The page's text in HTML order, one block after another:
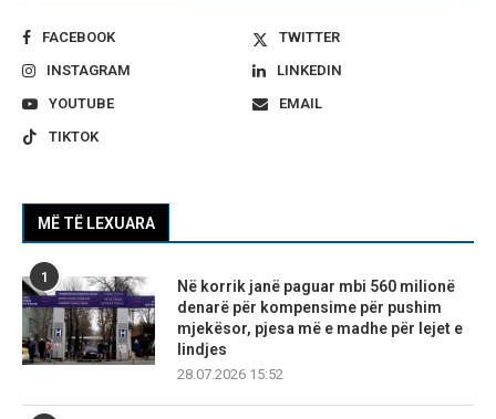
FACEBOOK
TWITTER
INSTAGRAM
LINKEDIN
YOUTUBE
EMAIL
TIKTOK
MË TË LEXUARA
1
Në korrik janë paguar mbi 560 milionë
denarë për kompensime për pushim
mjekësor, pjesa më e madhe për lejet e
lindjes
28.07.2026 15:52